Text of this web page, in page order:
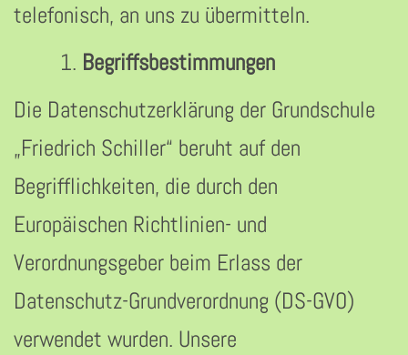
telefonisch, an uns zu übermitteln.
Begriffsbestimmungen
Die Datenschutzerklärung der Grundschule
„Friedrich Schiller“ beruht auf den
Begrifflichkeiten, die durch den
Europäischen Richtlinien- und
Verordnungsgeber beim Erlass der
Datenschutz-Grundverordnung (DS-GVO)
verwendet wurden. Unsere